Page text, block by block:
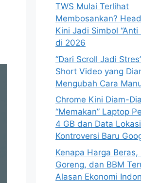
TWS Mulai Terlihat
Membosankan?
Kini Jadi Simbol “Anti
di 2026
“Dari Scroll Jadi
Short Video yang
Mengubah Cara
Chrome Kini Diam-
“Memakan” Laptop
4 GB dan Data
Kontroversi Baru
Kenapa Harga Beras,
Goreng, dan BBM
Alasan Ekonomi